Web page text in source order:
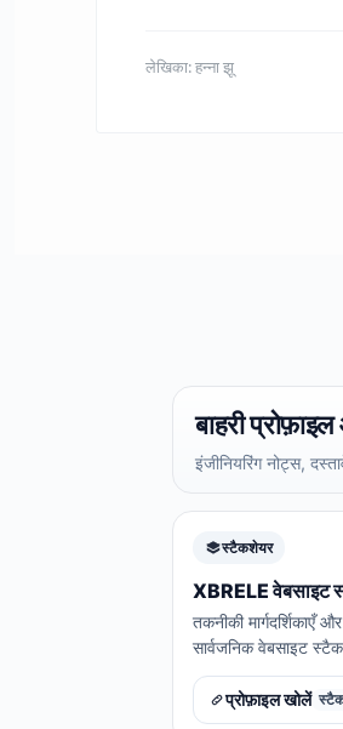
लेखिका: हन्ना झू
बाहरी
इंजीनियरिंग नोट्स,
स्टैकशेयर
XBRELE वेबसाइट
तकनीकी मार्गदर्शिकाएँ
सार्वजनिक वेबसाइट
प्रोफ़ाइल खोलें